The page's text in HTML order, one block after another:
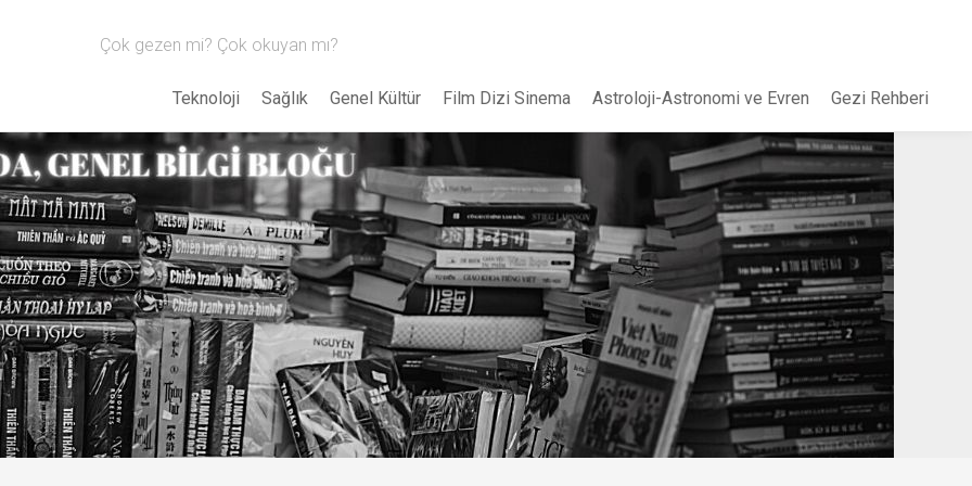
Çok gezen mi? Çok okuyan mı?
Teknoloji Sağlık Genel Kültür Film Dizi Sinema Astroloji-Astronomi ve Evren Gezi Rehberi